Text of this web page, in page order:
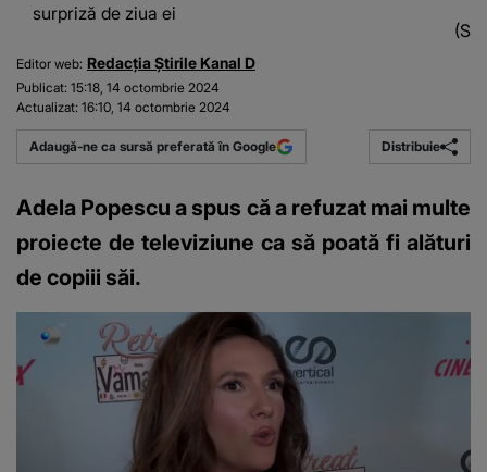
surpriză de ziua ei
Editor web: Redacția Știrile Kanal D
Publicat: 15:18, 14 octombrie 2024
Actualizat: 16:10, 14 octombrie 2024
Adaugă-ne ca sursă preferată în Google Distribuie
Adela Popescu a spus că a refuzat mai multe
proiecte de televiziune ca să poată fi alături
de copiii săi.